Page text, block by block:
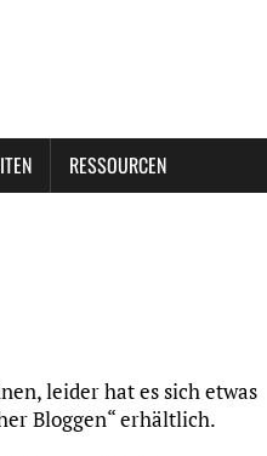
RESSOURCEN
leider hat es sich etwas
Bloggen“ erhältlich.